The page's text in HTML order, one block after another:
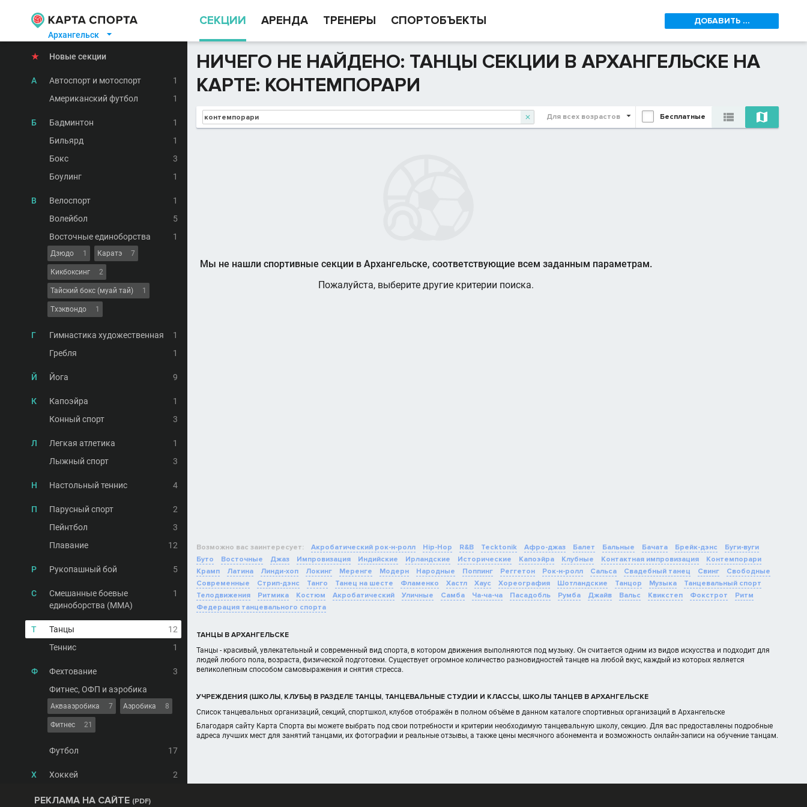
Архангельск 
СЕКЦИИ АРЕНДА ТРЕНЕРЫ СПОРТОБЪЕКТЫ ДОБАВИТЬ ...
★ Новые секции
А Автоспорт и мотоспорт
1
Американский футбол
1
Б Бадминтон
1
Бильярд
1
Бокс
3
Боулинг
1
В Велоспорт
1
Волейбол
5
Восточные единоборства
1
Дзюдо 1 Каратэ 7
Кикбоксинг 2
Тайский бокс (муай тай) 1
Тхэквондо 1
Г Гимнастика художественная
1
Гребля
1
Й Йога 9
К Капоэйра
1
Конный спорт
3
Л Легкая атлетика
1
Лыжный спорт
3
Н Настольный теннис 4
П Парусный спорт
2
Пейнтбол
3
Плавание
12
Р Рукопашный бой 5
С
Смешанные боевые
единоборства (MMA)
1
Т Танцы
12
Теннис
1
Ф Фехтование
3
Фитнес, ОФП и аэробика
Аквааэробика 7 Аэробика 8
Фитнес 21
Футбол 17
Х Хоккей 2
НИЧЕГО НЕ НАЙДЕНО: ТАНЦЫ СЕКЦИИ В АРХАНГЕЛЬСКЕ НА
КАРТЕ: КОНТЕМПОРАРИ
 Для всех возрастов Бесплатные  
Мы не нашли спортивные секции в Архангельске, соответствующие всем заданным параметрам.
Пожалуйста, выберите другие критерии поиска.
Возможно вас заинтересует: Акробатический рок-н-ролл Hip-Hop R&B Tecktonik Афро-джаз Балет Бальные Бачата Брейк-дэнс
Буги-вуги
Буто
Восточные Джаз Импровизация Индийские Ирландские Исторические Капоэйра Клубные Контактная импровизация
Контемпорари
Крамп
Латина Линди-хоп Локинг Меренге Модерн Народные Поппинг Реггетон Рок-н-ролл Сальса Свадебный танец Свинг
Свободные
Современные
Стрип-дэнс Танго Танец на шесте Фламенко Хастл Хаус Хореография Шотландские Танцор Музыка
Танцевальный спорт
Телодвижения
Ритмика Костюм Акробатический Уличные Самба Ча-ча-ча Пасадобль Румба Джайв Вальс Квикстеп Фокстрот
Ритм
Федерация танцевального спорта
ТАНЦЫ В АРХАНГЕЛЬСКЕ
Танцы - красивый, увлекательный и современный вид спорта, в котором движения выполняются под музыку. Он считается одним из видов искусства и подходит для
людей любого пола, возраста, физической подготовки. Существует огромное количество разновидностей танцев на любой вкус, каждый из которых является
великолепным способом самовыражения и снятия стресса.
УЧРЕЖДЕНИЯ (ШКОЛЫ, КЛУБЫ) В РАЗДЕЛЕ ТАНЦЫ, ТАНЦЕВАЛЬНЫЕ СТУДИИ И КЛАССЫ, ШКОЛЫ ТАНЦЕВ В АРХАНГЕЛЬСКЕ
Список танцевальных организаций, секций, спортшкол, клубов отображён в полном объёме в данном каталоге спортивных организаций в Архангельске
Благодаря сайту Карта Спорта вы можете выбрать под свои потребности и критерии необходимую танцевальную школу, секцию. Для вас предоставлены подробные
адреса лучших мест для занятий танцами, их фотографии и реальные отзывы, а также цены месячного абонемента и возможность онлайн-записи на обучение танцам.
РЕКЛАМА НА САЙТЕ (PDF)